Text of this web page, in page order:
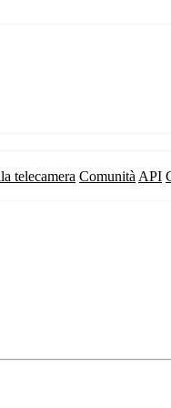
telecamera Comunità API